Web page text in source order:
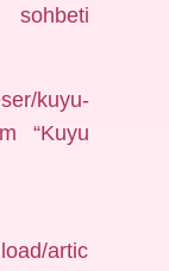
sohbeti
kuyu-
“Kuyu
artic